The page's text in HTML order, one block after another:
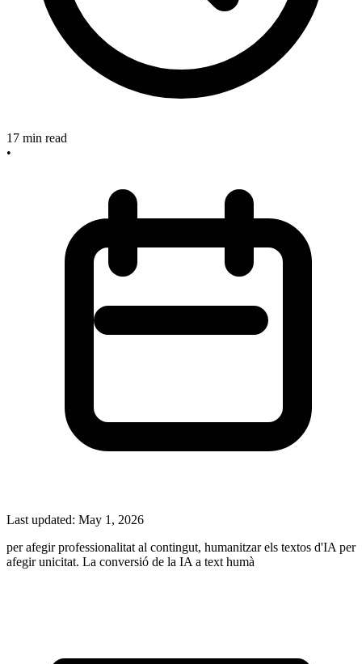
17 min read
•
Last updated: May 1, 2026
per afegir professionalitat al contingut, humanitzar els textos d'IA per
afegir unicitat. La conversió de la IA a text humà